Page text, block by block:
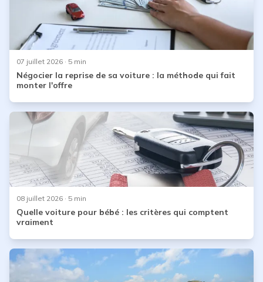
07 juillet 2026 · 5 min
Négocier la reprise de sa voiture : la méthode qui fait
monter l'offre
08 juillet 2026 · 5 min
Quelle voiture pour bébé : les critères qui comptent
vraiment